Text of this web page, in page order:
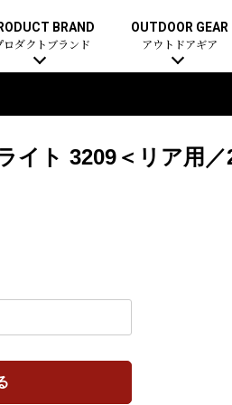
BRAND
ロダクトブランド
OUTDOOR GEAR
アウトドアギア
イト 3209＜リア用／